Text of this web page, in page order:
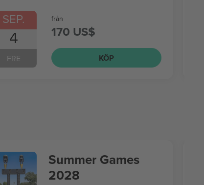
SEP.
4
FRE
från
170 US$
KÖP
Summer Games
2028